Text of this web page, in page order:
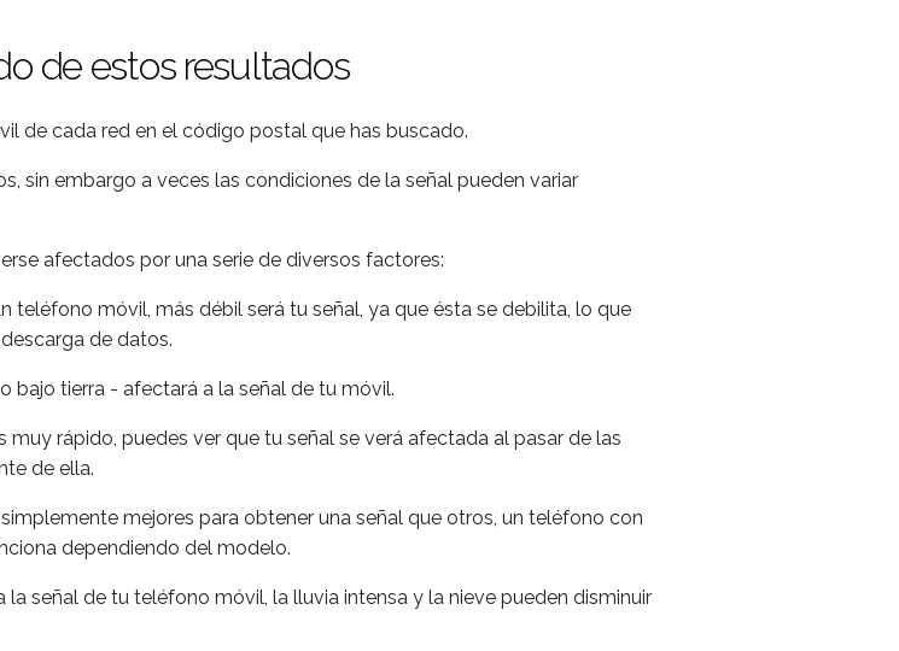
de estos resultados
de cada red en el código postal que has buscado.
sin embargo a veces las condiciones de la señal pueden variar
afectados por una serie de diversos factores:
teléfono móvil, más débil será tu señal, ya que ésta se debilita, lo que
de datos.
bajo tierra - afectará a la señal de tu móvil.
rápido, puedes ver que tu señal se verá afectada al pasar de las
de ella.
mejores para obtener una señal que otros, un teléfono con
dependiendo del modelo.
señal de tu teléfono móvil, la lluvia intensa y la nieve pueden disminuir